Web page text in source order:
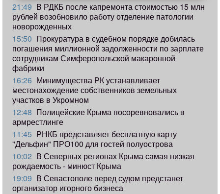
21:49 В РДКБ после капремонта стоимостью 15 млн
рублей возобновило работу отделение патологии
новорожденных
15:50 Прокуратура в судебном порядке добилась
погашения миллионной задолженности по зарплате
сотрудникам Симферопольской макаронной
фабрики
16:26 Минимущества РК устанавливает
местонахождение собственников земельных
участков в Укромном
12:48 Полицейские Крыма посоревновались в
армрестлинге
11:45 РНКБ представляет бесплатную карту
"Дельфин" ПРО100 для гостей полуострова
10:02 В Северных регионах Крыма самая низкая
рождаемость - минюст Крыма
19:09 В Севастополе перед судом предстанет
организатор игорного бизнеса